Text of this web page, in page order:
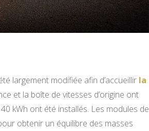
largement modifiée afin d’accueillir la
et la boîte de vitesses d’origine ont
kWh ont été installés. Les modules de
obtenir un équilibre des masses